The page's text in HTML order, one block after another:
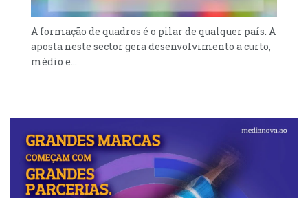
A formação de quadros é o pilar de qualquer país. A
aposta neste sector gera desenvolvimento a curto,
médio e...